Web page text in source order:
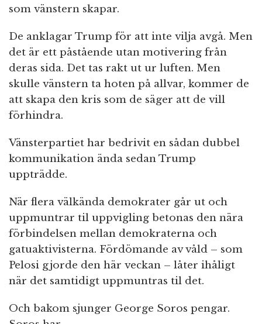
som vänstern skapar.
De anklagar Trump för att inte vilja avgå. Men
det är ett påstående utan motivering från
deras sida. Det tas rakt ut ur luften. Men
skulle vänstern ta hoten på allvar, kommer de
att skapa den kris som de säger att de vill
förhindra.
Vänsterpartiet har bedrivit en sådan dubbel
kommunikation ända sedan Trump
uppträdde.
När flera välkända demokrater går ut och
uppmuntrar til uppvigling betonas den nära
förbindelsen mellan demokraterna och
gatuaktivisterna. Fördömande av våld – som
Pelosi gjorde den här veckan – låter ihåligt
när det samtidigt uppmuntras til det.
Och bakom sjunger George Soros pengar.